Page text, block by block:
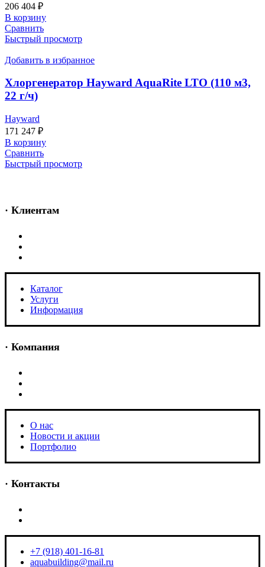
206 404 ₽
В корзину
Сравнить
Быстрый просмотр
Добавить в избранное
Хлоргенератор Hayward AquaRite LTO (110 м3,
22 г/ч)
Hayward
171 247 ₽
В корзину
Сравнить
Быстрый просмотр
· Клиентам
Каталог
Услуги
Информация
· Компания
O нас
Новости и акции
Портфолио
· Контакты
+7 (918) 401-16-81
aquabuilding@mail.ru